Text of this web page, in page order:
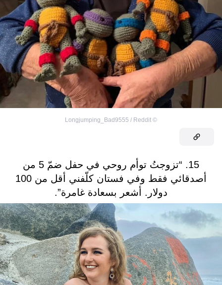
©
Longjumping_Bad9555 / Reddit
15. “تزوجتُ توأم روحي في حفل ضمّ 5 من
أصدقائي فقط وفي فستان كلّفني أقل من 100
دولار. أشعر بسعادة غامرة”.